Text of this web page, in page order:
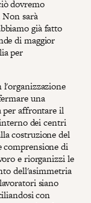
dovremo
sarà
già fatto
di maggior
per
una
per affrontare il
dei centri
costruzione del
di
e riorganizzi le
dell'asimmetria
siano
con